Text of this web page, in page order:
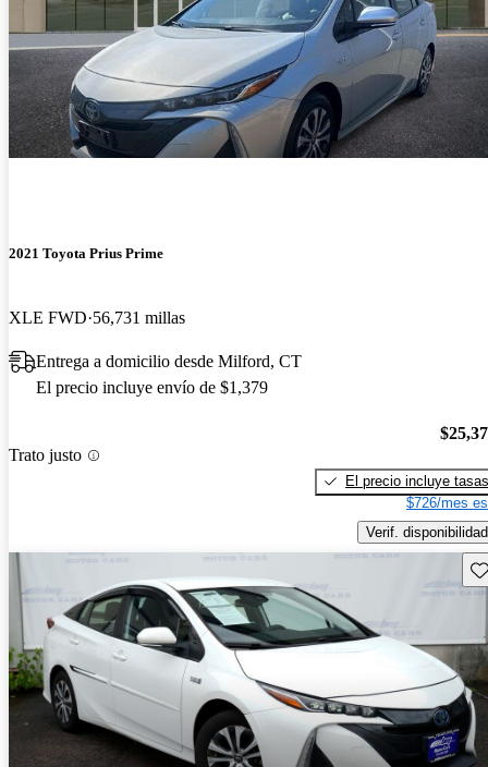
2021 Toyota Prius Prime
XLE FWD 56,731 millas
Entrega a domicilio desde Milford, CT
El precio incluye envío de $1,379
Trato justo
El precio incluye tasas
$726/mes
Verif. disponibilidad